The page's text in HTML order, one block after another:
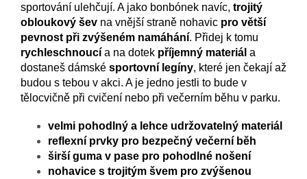
sportování ulehčují. A jako bonbónek navíc, trojitý
obloukový šev na vnější straně nohavic pro větší
pevnost při zvýšeném namáhání. Přidej k tomu
rychleschnoucí a na dotek příjemný materiál a
dostaneš dámské sportovní legíny, které jen čekají až
budou s tebou v akci. A je jedno jestli to bude v
tělocvičně při cvičení nebo při večerním běhu v parku.
velmi pohodlný a lehce udržovatelný materiál
reflexní prvky pro bezpečný večerní běh
širší guma v pase pro pohodlné nošení
nohavice s trojitým švem pro zvýšenou